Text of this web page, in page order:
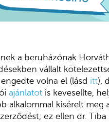
a beruházónak
vállalt
volna el (lásd itt),
ajánlatot is kevesellte,
alkalommal kísérelt
ez ellen dr.